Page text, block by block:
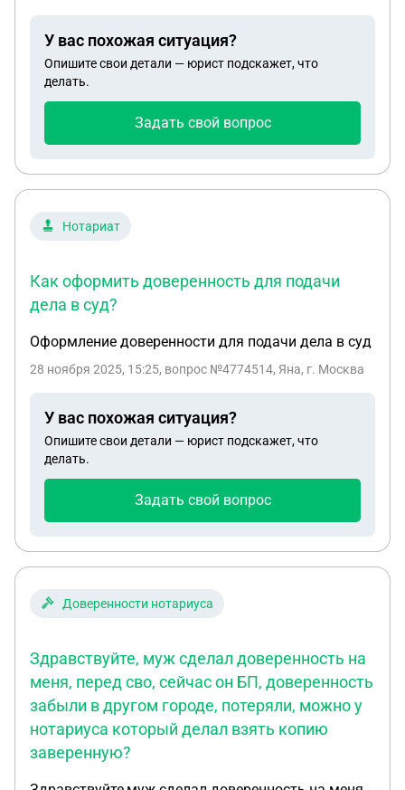
У вас похожая ситуация?
Опишите свои детали — юрист подскажет, что
делать.
Задать свой вопрос
Нотариат
Как оформить доверенность для подачи
дела в суд?
Оформление доверенности для подачи дела в суд
28 ноября 2025, 15:25, вопрос №4774514, Яна, г. Москва
У вас похожая ситуация?
Опишите свои детали — юрист подскажет, что
делать.
Задать свой вопрос
Доверенности нотариуса
Здравствуйте, муж сделал доверенность на
меня, перед сво, сейчас он БП, доверенность
забыли в другом городе, потеряли, можно у
нотариуса который делал взять копию
заверенную?